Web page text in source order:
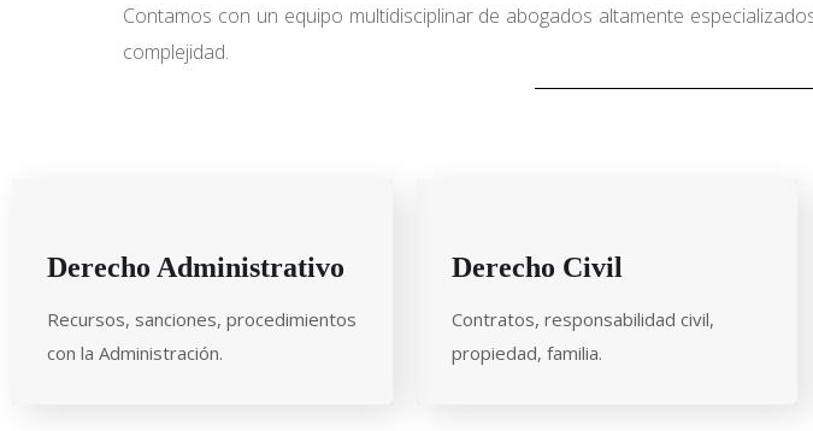
Contamos con un equipo multidisciplinar de abogados altamente
complejidad.
Derecho Administrativo
Recursos, sanciones, procedimientos
con la Administración.
Derecho Civil
Contratos, responsabilidad civil,
propiedad, familia.